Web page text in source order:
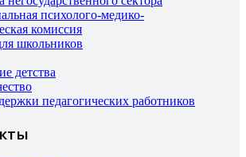
психолого-медико-
комиссия
школьников
детства
педагогических работников